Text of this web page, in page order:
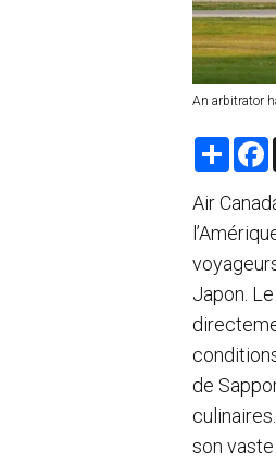
An arbitrator
S
r
e
F
k
Air
Japon.
de
son